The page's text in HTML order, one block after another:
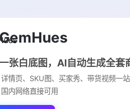
张白底图，AI自动生成全套
情页、SKU图、买家秀、带货视频一
内网络直接可用